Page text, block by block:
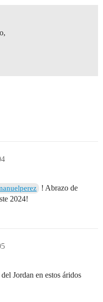
! Abrazo de
2024!
Jordan en estos áridos